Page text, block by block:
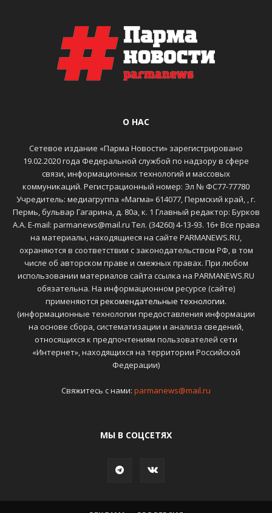
О НАС
Сетевое издание «Парма Новости» зарегистрировано
19.02.2020 года Федеральной службой по надзору в сфере
связи, информационных технологий и массовых
коммуникаций. Регистрационный номер: Эл № ФС77-77780
Учредитель: медиагруппа «Магма» 614077, Пермский край, , г.
Пермь, бульвар Гагарина, д. 80а, к. 1 Главный редактор: Бурков
А.А. E-mail: parmanews@mail.ru Тел. (34260) 4-13-93. 16+ Все права
на материалы, находящиеся на сайте PARMANEWS.RU,
охраняются в соответствии с законодательством РФ, в том
числе об авторском праве и смежных правах. При любом
использовании материалов сайта ссылка на PARMANEWS.RU
обязательна. На информационном ресурсе (сайте)
применяются рекомендательные технологии.
(информационные технологии предоставления информации
на основе сбора, систематизации и анализа сведений,
относящихся к предпочтениям пользователей сети
«Интернет», находящихся на территории Российской
Федерации)
Свяжитесь с нами: parmanews@mail.ru
МЫ В СОЦСЕТЯХ